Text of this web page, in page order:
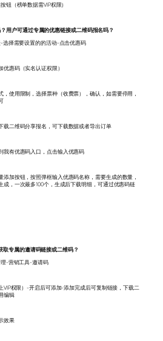
钮（榜单数据需VIP权限）
用户可通过专属的优惠链接或二维码报名吗？
择需要设置的的活动-点击优惠码
惠码（实名认证权限）
，使用限制，选择票种（收费票），确认，如需要停用，
载二维码分享报名，可下载数据或者导出订单
我有优惠码入口，点击输入优惠码
添加按钮，按照弹框输入优惠码名称，需要生成的数量，
成，一次最多100个，生成后下载明细，可通过优惠码链
专属的邀请码链接或二维码？
-营销工具-邀请码
VIP权限）-开启后可添加-添加完成后可复制链接，下载二
编辑
效果